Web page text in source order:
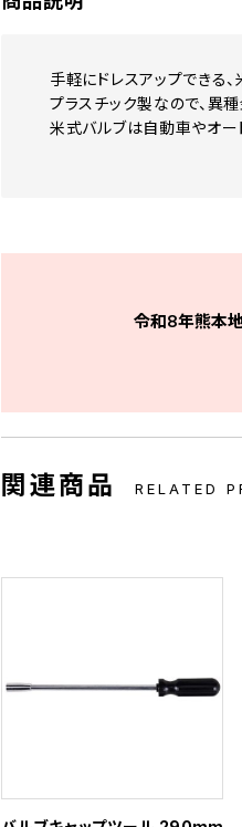
手軽にドレスアップできる
プラスチック製なので、異
米式バルブは自動車やオー
令和8年熊本
関連商品 RELATED